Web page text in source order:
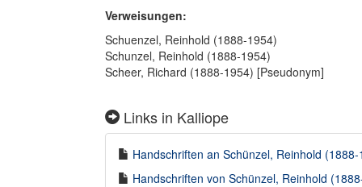
Verweisungen:
Schuenzel, Reinhold (1888-1954)
Schunzel, Reinhold (1888-1954)
Scheer, Richard (1888-1954) [Pseudonym]
Links in Kalliope
Handschriften an Schünzel, Reinhold
Handschriften von Schünzel, Reinhold